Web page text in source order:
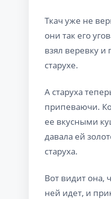
Ткач уже не
они так его
взял веревку и
старухе.
А старуха
припеваючи.
ее вкусными
давала ей
старуха.
Вот видит она,
ней идет, и